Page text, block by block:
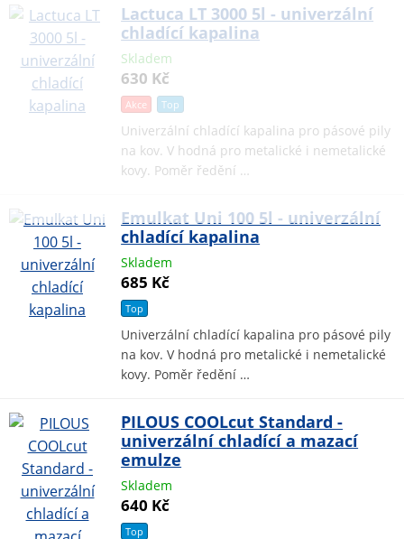
Lactuca LT 3000 5l - univerzální
chladící kapalina
Skladem
630 Kč
Akce Top
Univerzální chladící kapalina pro pásové pily
na kov. V hodná pro metalické i nemetalické
kovy. Poměr ředění …
Emulkat Uni 100 5l - univerzální
chladící kapalina
Skladem
685 Kč
Top
Univerzální chladící kapalina pro pásové pily
na kov. V hodná pro metalické i nemetalické
kovy. Poměr ředění …
PILOUS COOLcut Standard -
univerzální chladící a mazací
emulze
Skladem
640 Kč
Top